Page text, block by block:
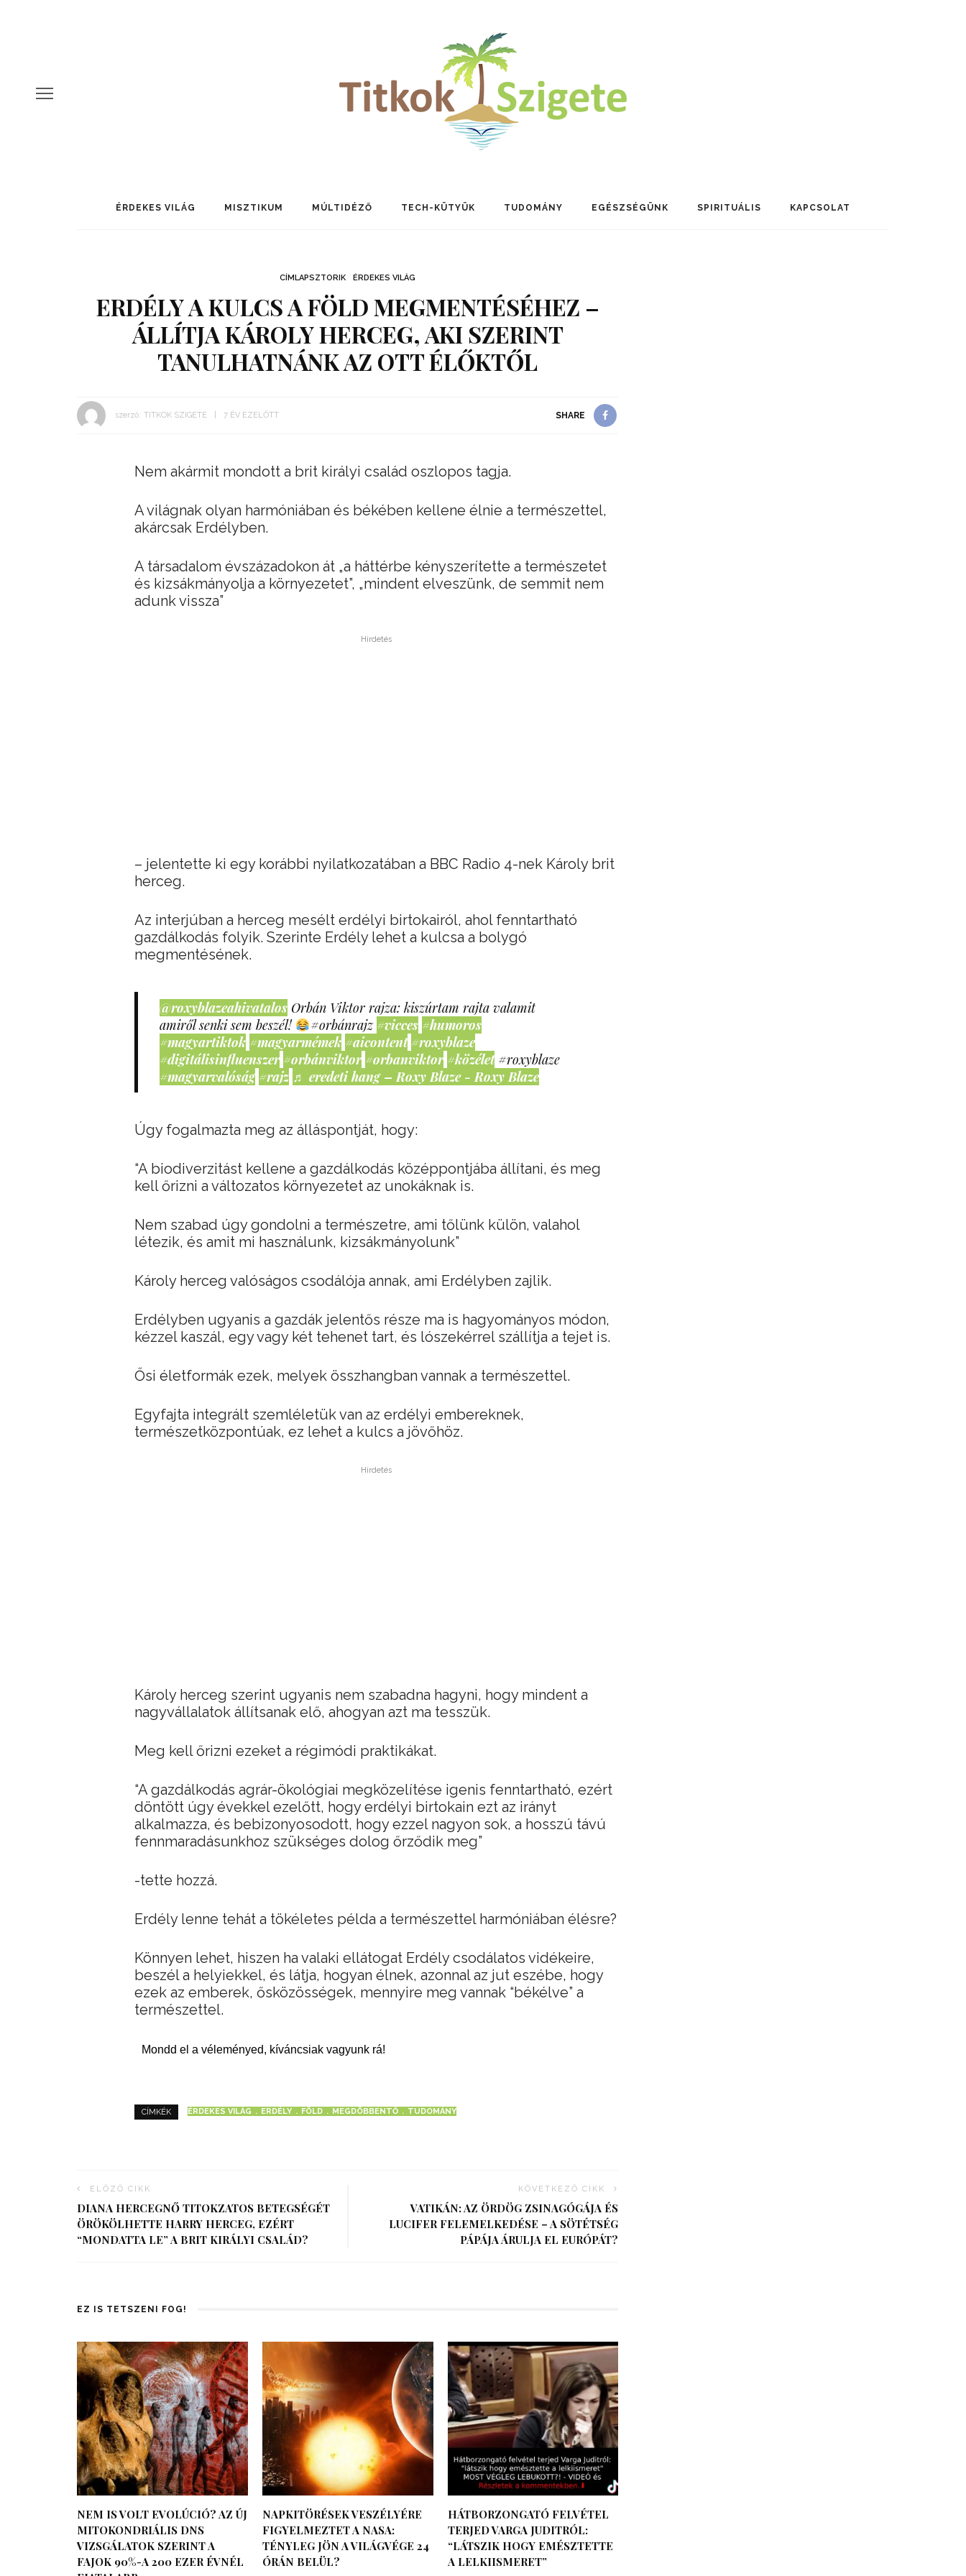
ÉRDEKES VILÁG MISZTIKUM MÚLTIDÉZŐ TECH-KÜTYÜK TUDOMÁNY EGÉSZSÉGÜNK SPIRITUÁLIS KAPCSOLAT
CÍMLAPSZTORIK ÉRDEKES VILÁG
ERDÉLY A KULCS A FÖLD MEGMENTÉSÉHEZ –
ÁLLÍTJA KÁROLY HERCEG, AKI SZERINT
TANULHATNÁNK AZ OTT ÉLŐKTŐL
szerző: TITKOK SZIGETE 7 ÉV EZELŐTT SHARE
Nem akármit mondott a brit királyi család oszlopos tagja.
A világnak olyan harmóniában és békében kellene élnie a természettel,
akárcsak Erdélyben.
A társadalom évszázadokon át „a háttérbe kényszerítette a természetet
és kizsákmányolja a környezetet”, „mindent elveszünk, de semmit nem
adunk vissza”
Hirdetés
– jelentette ki egy korábbi nyilatkozatában a BBC Radio 4-nek Károly brit
herceg.
Az interjúban a herceg mesélt erdélyi birtokairól, ahol fenntartható
gazdálkodás folyik. Szerinte Erdély lehet a kulcsa a bolygó
megmentésének.
@roxyblazeahivatalos Orbán Viktor rajza: kiszúrtam rajta valamit
amiről senki sem beszél!
#orbánrajz #vicces #humoros
#magyartiktok #magyarmémek #aicontent #roxyblaze
#digitálisinfluenszer #orbánviktor #orbanviktor #közélet #roxyblaze
#magyarvalóság #rajz ♬ eredeti hang – Roxy Blaze - Roxy Blaze
Úgy fogalmazta meg az álláspontját, hogy:
“A biodiverzitást kellene a gazdálkodás középpontjába állítani, és meg
kell őrizni a változatos környezetet az unokáknak is.
Nem szabad úgy gondolni a természetre, ami tőlünk külön, valahol
létezik, és amit mi használunk, kizsákmányolunk”
Károly herceg valóságos csodálója annak, ami Erdélyben zajlik.
Erdélyben ugyanis a gazdák jelentős része ma is hagyományos módon,
kézzel kaszál, egy vagy két tehenet tart, és lószekérrel szállítja a tejet is.
Ősi életformák ezek, melyek összhangban vannak a természettel.
Egyfajta integrált szemléletük van az erdélyi embereknek,
természetközpontúak, ez lehet a kulcs a jövőhöz.
Hirdetés
Károly herceg szerint ugyanis nem szabadna hagyni, hogy mindent a
nagyvállalatok állítsanak elő, ahogyan azt ma tesszük.
Meg kell őrizni ezeket a régimódi praktikákat.
“A gazdálkodás agrár-ökológiai megközelítése igenis fenntartható, ezért
döntött úgy évekkel ezelőtt, hogy erdélyi birtokain ezt az irányt
alkalmazza, és bebizonyosodott, hogy ezzel nagyon sok, a hosszú távú
fennmaradásunkhoz szükséges dolog őrződik meg”
-tette hozzá.
Erdély lenne tehát a tökéletes példa a természettel harmóniában élésre?
Könnyen lehet, hiszen ha valaki ellátogat Erdély csodálatos vidékeire,
beszél a helyiekkel, és látja, hogyan élnek, azonnal az jut eszébe, hogy
ezek az emberek, ősközösségek, mennyire meg vannak “békélve” a
természettel.
Mondd el a véleményed, kíváncsiak vagyunk rá!
CÍMKÉK ÉRDEKES VILÁG ERDÉLY FÖLD MEGDÖBBENTŐ TUDOMÁNY
ELŐZŐ CIKK
DIANA HERCEGNŐ TITOKZATOS BETEGSÉGÉT
ÖRÖKÖLHETTE HARRY HERCEG, EZÉRT
“MONDATTA LE” A BRIT KIRÁLYI CSALÁD?
KÖVETKEZŐ CIKK
VATIKÁN: AZ ÖRDÖG ZSINAGÓGÁJA ÉS
LUCIFER FELEMELKEDÉSE – A SÖTÉTSÉG
PÁPÁJA ÁRULJA EL EURÓPÁT?
EZ IS TETSZENI FOG!
NEM IS VOLT EVOLÚCIÓ? AZ ÚJ
MITOKONDRIÁLIS DNS
VIZSGÁLATOK SZERINT A
FAJOK 90%-A 200 EZER ÉVNÉL
NAPKITÖRÉSEK VESZÉLYÉRE
FIGYELMEZTET A NASA:
TÉNYLEG JÖN A VILÁGVÉGE 24
ÓRÁN BELÜL?
HÁTBORZONGATÓ FELVÉTEL
TERJED VARGA JUDITRÓL:
“LÁTSZIK HOGY EMÉSZTETTE
A LELKIISMERET”